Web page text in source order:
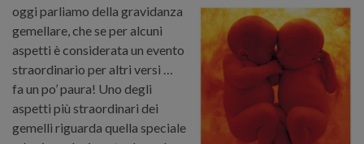
oggi parliamo della gravidanza
gemellare, che se per alcuni
aspetti è considerata un evento
straordinario per altri versi …
fa un po’ paura! Uno degli
aspetti più straordinari dei
gemelli riguarda quella speciale